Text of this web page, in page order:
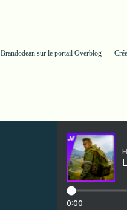
Brandodean sur le portail Overblog
0:00